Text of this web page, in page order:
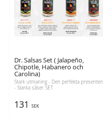
Dr. Salsas Set ( Jalapeño,
Chipotle, Habanero och
Carolina)
Stark utmaning - Den perfekta presenten
- Starka såser SET
131 SEK